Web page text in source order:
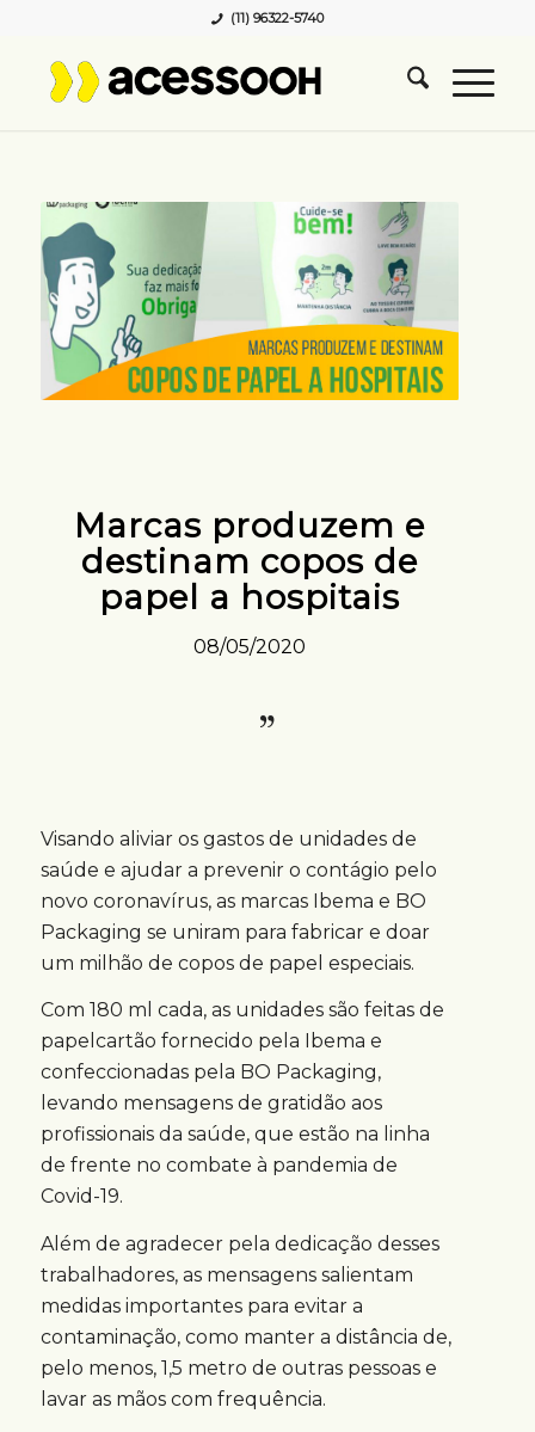
(11) 96322-5740
Marcas produzem e
destinam copos de
papel a hospitais
08/05/2020
Visando aliviar os gastos de unidades de
saúde e ajudar a prevenir o contágio pelo
novo coronavírus, as marcas Ibema e BO
Packaging se uniram para fabricar e doar
um milhão de copos de papel especiais.
Com 180 ml cada, as unidades são feitas de
papelcartão fornecido pela Ibema e
confeccionadas pela BO Packaging,
levando mensagens de gratidão aos
profissionais da saúde, que estão na linha
de frente no combate à pandemia de
Covid-19.
Além de agradecer pela dedicação desses
trabalhadores, as mensagens salientam
medidas importantes para evitar a
contaminação, como manter a distância de,
pelo menos, 1,5 metro de outras pessoas e
lavar as mãos com frequência.